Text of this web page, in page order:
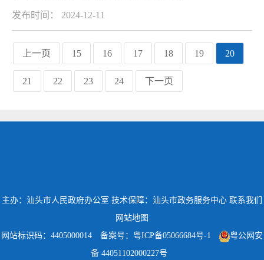
发布时间： 2024-12-11
上一页 15 16 17 18 19 20
21 22 23 24 下一页
主办：汕头市人民政府办公室 技术保障：汕头市政务服务中心 联系我们
网站地图
网站标识码：4405000014
备案号：粤ICP备05066684号-1
粤公网安
备 44051102000227号